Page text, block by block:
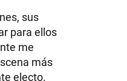
sus
para ellos
me
más
electo.